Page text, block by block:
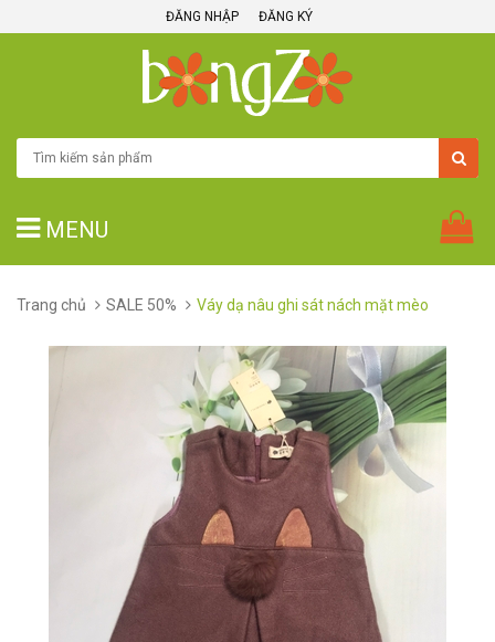
ĐĂNG NHẬP ĐĂNG KÝ
MENU
Trang chủ SALE 50% Váy dạ nâu ghi sát nách mặt mèo